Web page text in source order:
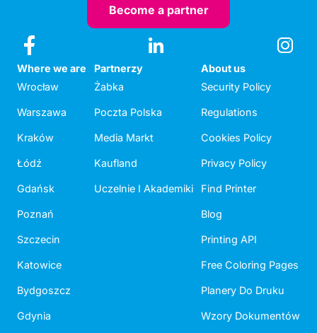
Become a partner
Where we are
Wrocław
Warszawa
Kraków
Łódź
Gdańsk
Poznań
Szczecin
Katowice
Bydgoszcz
Gdynia
Partnerzy
Żabka
Poczta Polska
Media Markt
Kaufland
Uczelnie I Akademiki
About us
Security Policy
Regulations
Cookies Policy
Privacy Policy
Find Printer
Blog
Printing API
Free Coloring Pages
Planery Do Druku
Wzory Dokumentów